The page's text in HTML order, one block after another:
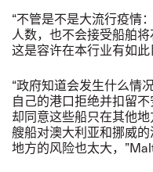
“不管是不是大流行疫情
人数，也不会接受船舶
这是容许在本行业有如此
“政府知道会发生什么情
自己的港口拒绝并扣留
却同意这些船只在其他
艘船对澳大利亚和挪威
地方的风险也太大， ”